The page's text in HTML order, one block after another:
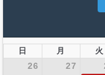
日 月 火
26 27